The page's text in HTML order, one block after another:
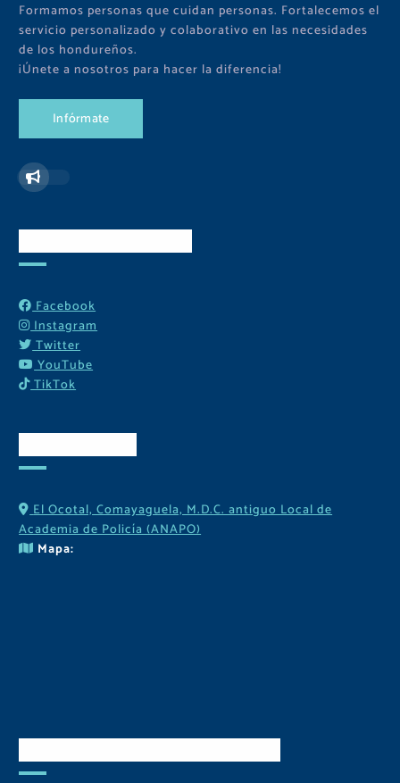
Formamos personas que cuidan personas. Fortalecemos el
servicio personalizado y colaborativo en las necesidades
de los hondureños.
¡Únete a nosotros para hacer la diferencia!
Infórmate
Facebook
Instagram
Twitter
YouTube
TikTok
El Ocotal, Comayaguela, M.D.C. antiguo Local de
Academia de Policía (ANAPO)
Mapa: